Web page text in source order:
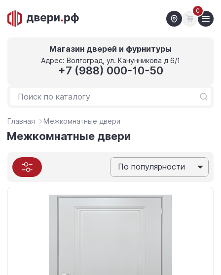
0
Магазин дверей и фурнитуры
Адрес: Волгоград, ул. Канунникова д 6/1
+7 (988) 000-10-50
Главная Межкомнатные двери
Межкомнатные двери
По популярности